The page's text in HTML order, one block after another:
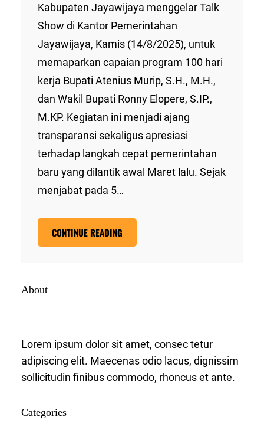
Kabupaten Jayawijaya menggelar Talk
Show di Kantor Pemerintahan
Jayawijaya, Kamis (14/8/2025), untuk
memaparkan capaian program 100 hari
kerja Bupati Atenius Murip, S.H., M.H.,
dan Wakil Bupati Ronny Elopere, S.IP.,
M.KP. Kegiatan ini menjadi ajang
transparansi sekaligus apresiasi
terhadap langkah cepat pemerintahan
baru yang dilantik awal Maret lalu. Sejak
menjabat pada 5…
CONTINUE READING
About
Lorem ipsum dolor sit amet, consec tetur
adipiscing elit. Maecenas odio lacus, dignissim
sollicitudin finibus commodo, rhoncus et ante.
Categories